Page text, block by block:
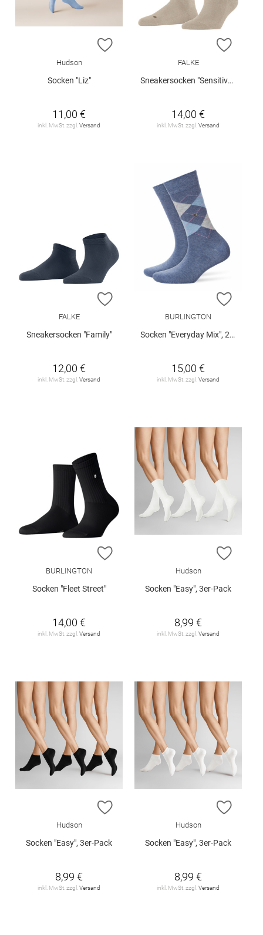
ZUR WUNSCHLISTE HINZUFÜGEN
Hudson
Socken "Liz"
11,00 €
inkl. MwSt. zzgl.Versand
ZUR
FALKE
Sneakersocken "Sensitive London"
14,00 €
inkl. MwSt. zzgl.Versand
ZUR WUNSCHLISTE HINZUFÜGEN
FALKE
Sneakersocken "Family"
12,00 €
inkl. MwSt. zzgl.Versand
ZUR
BURLINGTON
Socken "Everyday Mix", 2er-Pack
15,00 €
inkl. MwSt. zzgl.Versand
ZUR WUNSCHLISTE HINZUFÜGEN
BURLINGTON
Socken "Fleet Street"
14,00 €
inkl. MwSt. zzgl. Versand
ZUR
Hudson
Socken "Easy", 3er-Pack
8,99 €
inkl. MwSt. zzgl. Versand
ZUR WUNSCHLISTE HINZUFÜGEN
Hudson
Socken "Easy", 3er-Pack
8,99 €
inkl. MwSt. zzgl. Versand
ZUR
Hudson
Socken "Easy", 3er-Pack
8,99 €
inkl. MwSt. zzgl. Versand